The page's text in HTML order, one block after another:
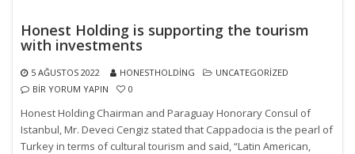
Honest Holding is supporting the tourism
with investments
5 AĞUSTOS 2022 HONESTHOLDING
UNCATEGORIZED
BIR YORUM YAPIN
0
Honest Holding Chairman and Paraguay Honorary Consul of
Istanbul, Mr. Deveci Cengiz stated that Cappadocia is the pearl of
Turkey in terms of cultural tourism and said, “Latin American,